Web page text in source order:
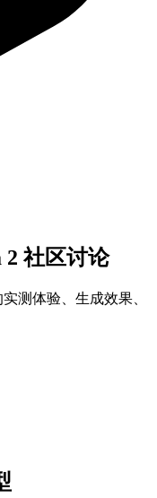
2 社区讨论
测体验、生成效果、